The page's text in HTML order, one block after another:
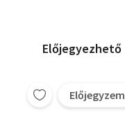
Előjegyezhető
Előjegyzem